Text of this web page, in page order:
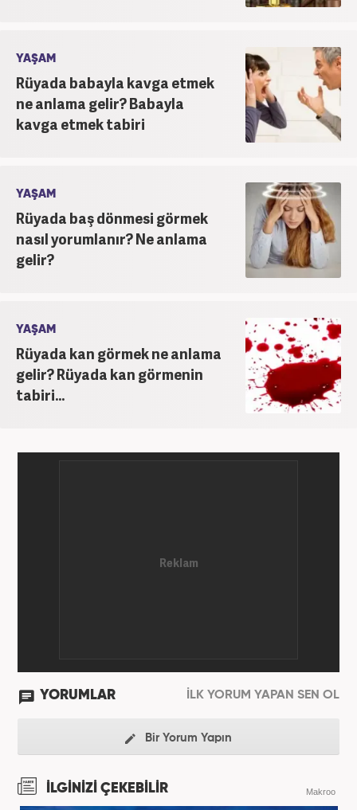
YAŞAM
Rüyada babayla kavga etmek
ne anlama gelir? Babayla
kavga etmek tabiri
YAŞAM
Rüyada baş dönmesi görmek
nasıl yorumlanır? Ne anlama
gelir?
YAŞAM
Rüyada kan görmek ne anlama
gelir? Rüyada kan görmenin
tabiri...
YORUMLAR İLK YORUM YAPAN SEN OL
Bir Yorum Yapın
İLGİNİZİ ÇEKEBİLİR Makroo